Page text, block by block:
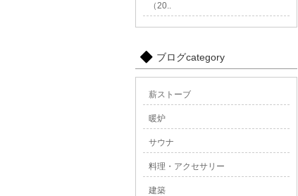
（20..
ブログcategory
薪ストーブ
暖炉
サウナ
料理・アクセサリー
建築